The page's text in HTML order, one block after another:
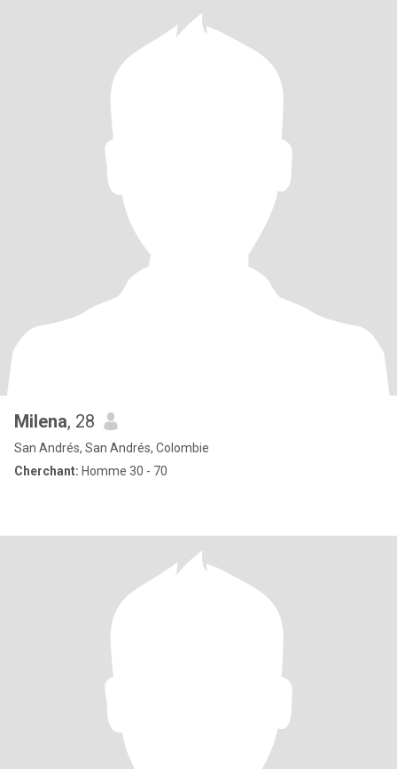
Milena, 28
San Andrés, San Andrés, Colombie
Cherchant: Homme 30 - 70